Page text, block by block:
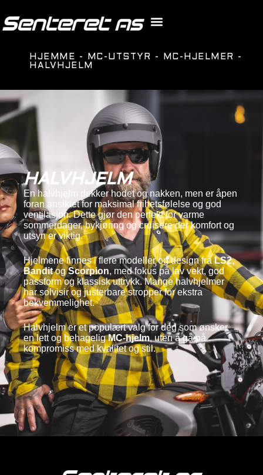
HJEMME - MC-UTSTYR - MC-HJELMER
-
HALVHJELM
HALVHJELM
En halvhjelm dekker hodet og nakken, men er åpen
foran ansiktet for maksimal frihetsfølelse og god
ventilasjon. Dette gjør den perfekt for varme
sommerdager, bykjøring og cruisere der komfort og
utsyn er viktig.
Hjelmene finnes i flere modeller og design fraLS2,
BanditogScorpion, med fokus på lav vekt, god
passform og klassisk uttrykk. Mange halvhjelmer
har solvisir og justerbare stropper for ekstra
bekvemmelighet.
Halvhjelm er et populært valg for deg som ønsker
en lett og behageligMC-hjelm, uten å gå på
kompromiss med kvalitet og stil.